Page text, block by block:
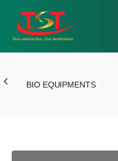
BIO EQUIPMENTS